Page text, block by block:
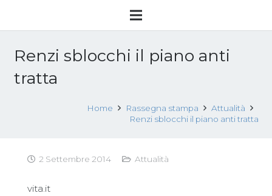
Renzi sblocchi il piano anti
tratta
Home Rassegna stampa
Attualità
Renzi sblocchi il piano anti tratta
2 Settembre 2014 Attualità
vita.it